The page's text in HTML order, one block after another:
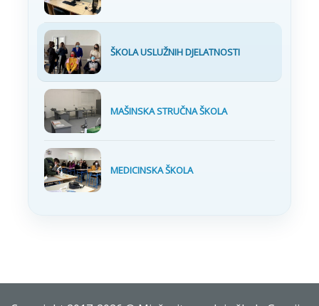
ŠKOLA USLUŽNIH DJELATNOSTI
MAŠINSKA STRUČNA ŠKOLA
MEDICINSKA ŠKOLA